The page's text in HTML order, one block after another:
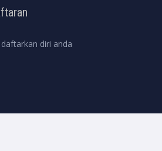
diri anda